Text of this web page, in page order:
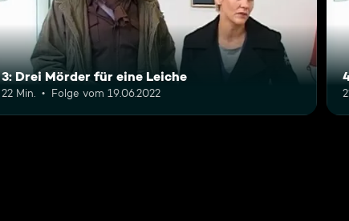
3: Drei Mörder für eine Leiche
22 Min. Folge vom 19.06.2022